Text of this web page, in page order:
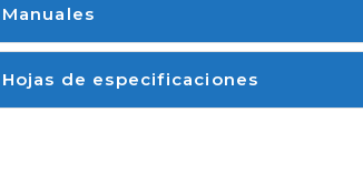
Conectividad /
Comunicaciones
USB-A, Mini USB
Manuales
Hojas de especificaciones